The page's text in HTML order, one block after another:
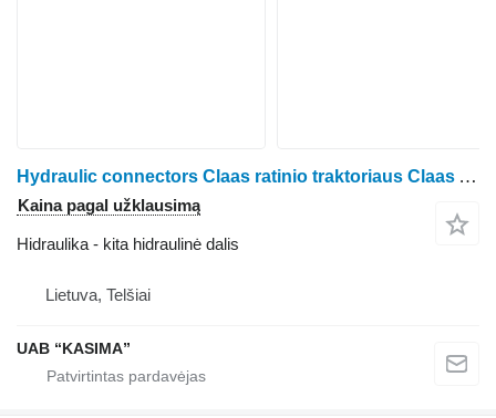
Hydraulic connectors Claas ratinio traktoriaus Claas Arion 530
Kaina pagal užklausimą
Hidraulika - kita hidraulinė dalis
Lietuva, Telšiai
UAB “KASIMA”